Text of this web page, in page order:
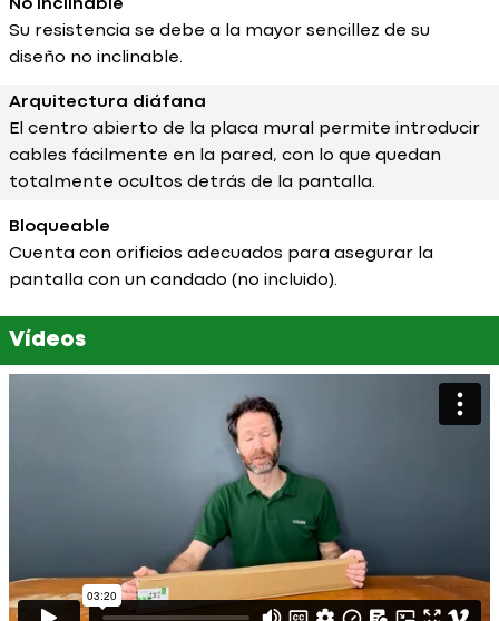
No inclinable
Su resistencia se debe a la mayor sencillez de su
diseño no inclinable.
Arquitectura diáfana
El centro abierto de la placa mural permite introducir
cables fácilmente en la pared, con lo que quedan
totalmente ocultos detrás de la pantalla.
Bloqueable
Cuenta con orificios adecuados para asegurar la
pantalla con un candado (no incluido).
Vídeos